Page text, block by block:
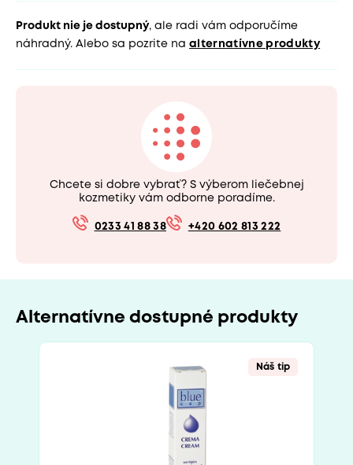
Produkt nie je dostupný, ale radi vám odporučíme
náhradný. Alebo sa pozrite na alternatívne produkty
Chcete si dobre vybrať? S výberom liečebnej
kozmetiky vám odborne poradíme.
0233 41 88 38 +420 602 813 222
Alternatívne dostupné produkty
Náš tip